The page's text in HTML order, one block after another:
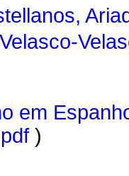
Velasco-
em
pdf )